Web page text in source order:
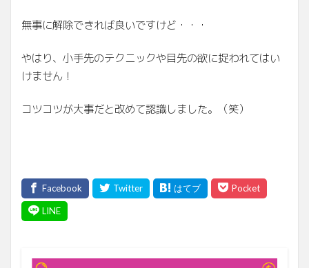
無事に解除できれば良いですけど・・・
やはり、小手先のテクニックや目先の欲に捉われてはい
けません！
コツコツが大事だと改めて認識しました。（笑）